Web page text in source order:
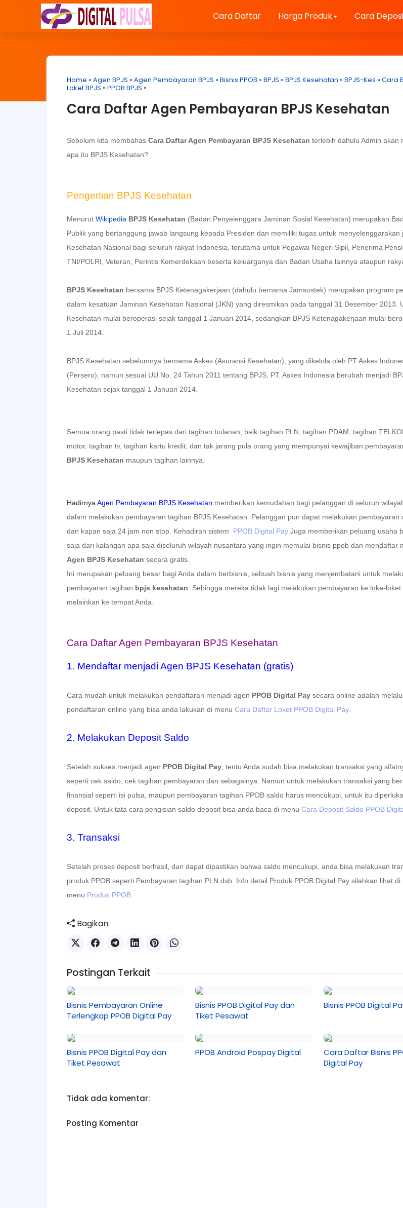
Cara Daftar Harga Produk Cara
Home »Agen BPJS »Agen Pembayaran BPJS »Bisnis PPOB »BPJS »BPJS Kesehatan »BPJS-Kes »Cara
Loket BPJS »PPOB BPJS »
Cara Daftar Agen Pembayaran BPJS Kesehatan
Sebelum kita membahas Cara Daftar Agen Pembayaran BPJS Kesehatan terlebih dahulu Admin akan
apa itu BPJS Kesehatan?
Pengertian BPJS Kesehatan
Menurut Wikipedia BPJS Kesehatan (Badan Penyelenggara Jaminan Sosial Kesehatan) merupakan
Publik yang bertanggung jawab langsung kepada Presiden dan memiliki tugas untuk menyelenggarakan
Kesehatan Nasional bagi seluruh rakyat Indonesia, terutama untuk Pegawai Negeri Sipil, Penerima
TNI/POLRI, Veteran, Perintis Kemerdekaan beserta keluarganya dan Badan Usaha lainnya ataupun
BPJS Kesehatan bersama BPJS Ketenagakerjaan (dahulu bernama Jamsostek) merupakan program
dalam kesatuan Jaminan Kesehatan Nasional (JKN) yang diresmikan pada tanggal 31 Desember 2013.
Kesehatan mulai beroperasi sejak tanggal 1 Januari 2014, sedangkan BPJS Ketenagakerjaan mulai
1 Juli 2014.
BPJS Kesehatan sebelumnya bernama Askes (Asuransi Kesehatan), yang dikelola oleh PT Askes
(Persero), namun sesuai UU No. 24 Tahun 2011 tentang BPJS, PT. Askes Indonesia berubah menjadi
Kesehatan sejak tanggal 1 Januari 2014.
Semua orang pasti tidak terlepas dari tagihan bulanan, baik tagihan PLN, tagihan PDAM, tagihan
motor, tagihan tv, tagihan kartu kredit, dan tak jarang pula orang yang mempunyai kewajiban
BPJS Kesehatan maupun tagihan lainnya.
Hadirnya Agen Pembayaran BPJS Kesehatan memberikan kemudahan bagi pelanggan di seluruh
dalam melakukan pembayaran tagihan BPJS Kesehatan. Pelanggan pun dapat melakukan pembayaran
dan kapan saja 24 jam non stop. Kehadiran sistem
PPOB Digital Pay Juga memberikan peluang usaha
saja dari kalangan apa saja diseluruh wilayah nusantara yang ingin memulai bisnis ppob dan mendaftar
Agen BPJS Kesehatan secara gratis.
Ini merupakan peluang besar bagi Anda dalam berbisnis, sebuah bisnis yang menjembatani untuk
pembayaran tagihan bpjs kesehatan . Sehingga mereka tidak lagi melakukan pembayaran ke loke-loket
melainkan ke tempat Anda.
Cara Daftar Agen Pembayaran BPJS Kesehatan
1. Mendaftar menjadi Agen BPJS Kesehatan (gratis)
Cara mudah untuk melakukan pendaftaran menjadi agen PPOB Digital Pay secara online adalah
pendaftaran online yang bisa anda lakukan di menu Cara Daftar Loket PPOB Digital Pay
2. Melakukan Deposit Saldo
Setelah sukses menjadi agen PPOB Digital Pay , tentu Anda sudah bisa melakukan transaksi yang
seperti cek saldo, cek tagihan pembayaran dan sebagainya. Namun untuk melakukan transaksi yang
finansial seperti isi pulsa, maupun pembayaran tagihan PPOB saldo harus mencukupi, untuk itu
deposit. Untuk tata cara pengisian saldo deposit bisa anda baca di menu Cara Deposit Saldo PPOB
3. Transaksi
Setelah proses deposit berhasil, dan dapat dipastikan bahwa saldo mencukupi, anda bisa melakukan
produk PPOB seperti Pembayaran tagihan PLN dsb. Info detail Produk PPOB Digital Pay silahkan lihat di
menu Produk PPOB
Bagikan:
Postingan Terkait
Bisnis Pembayaran Online
Terlengkap PPOB Digital Pay
Bisnis PPOB Digital Pay dan
Tiket Pesawat
Bisnis PPOB Digital
Bisnis PPOB Digital Pay dan
Tiket Pesawat
PPOB Android Pospay Digital
Cara Daftar Bisnis
Digital Pay
Tidak ada komentar:
Posting Komentar